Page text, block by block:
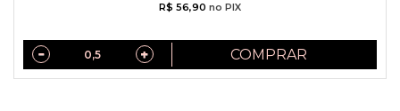
R$ 56,90 no PIX
COMPRAR